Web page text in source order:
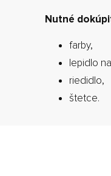
Nutné
farby,
lepidlo
riedidlo,
štetce.